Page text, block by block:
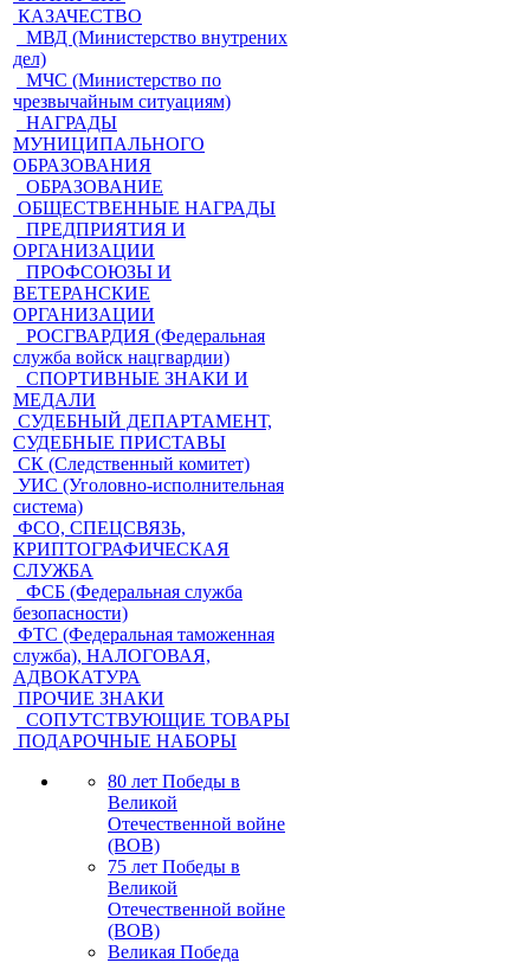
КАЗАЧЕСТВО
МВД (Министерство внутрених
дел)
МЧС (Министерство по
чрезвычайным ситуациям)
НАГРАДЫ
МУНИЦИПАЛЬНОГО
ОБРАЗОВАНИЯ
ОБРАЗОВАНИЕ
ОБЩЕСТВЕННЫЕ НАГРАДЫ
ПРЕДПРИЯТИЯ И
ОРГАНИЗАЦИИ
ПРОФСОЮЗЫ И
ВЕТЕРАНСКИЕ
ОРГАНИЗАЦИИ
РОСГВАРДИЯ (Федеральная
служба войск нацгвардии)
СПОРТИВНЫЕ ЗНАКИ И
МЕДАЛИ
СУДЕБНЫЙ ДЕПАРТАМЕНТ,
СУДЕБНЫЕ ПРИСТАВЫ
СК (Следственный комитет)
УИС (Уголовно-исполнительная
система)
ФСО, СПЕЦСВЯЗЬ,
КРИПТОГРАФИЧЕСКАЯ
СЛУЖБА
ФСБ (Федеральная служба
безопасности)
ФТС (Федеральная таможенная
служба), НАЛОГОВАЯ,
АДВОКАТУРА
ПРОЧИЕ ЗНАКИ
СОПУТСТВУЮЩИЕ ТОВАРЫ
ПОДАРОЧНЫЕ НАБОРЫ
80 лет Победы в
Великой
Отечественной войне
(ВОВ)
75 лет Победы в
Великой
Отечественной войне
(ВОВ)
Великая Победа